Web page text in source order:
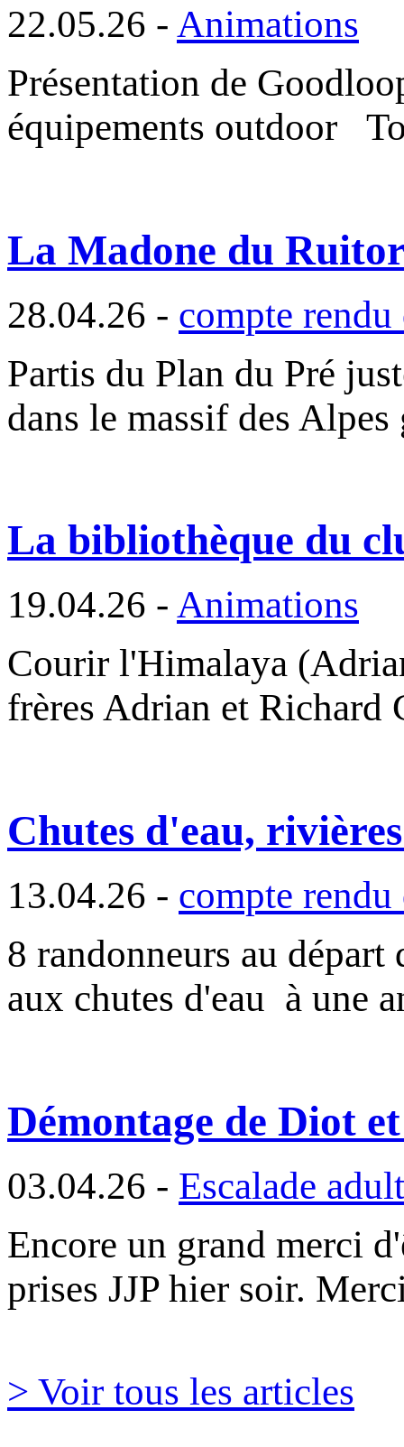
22.05.26 - Animations
Présentation de
équipements outdoor
La Madone du
28.04.26 - compte rendu
Partis du Plan du Pré
dans le massif des
La bibliothèque du
19.04.26 - Animations
Courir l'Himalaya
frères Adrian et Richard
Chutes d'eau,
13.04.26 - compte rendu
8 randonneurs au
aux chutes d'eau à une
Démontage de Diot
03.04.26 - Escalade
Encore un grand merci
prises JJP hier soir.
> Voir tous les articles